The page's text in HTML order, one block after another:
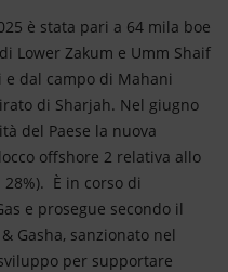
è stata pari a 64 mila boe
Lower Zakum e Umm Shaif
dal campo di Mahani
di Sharjah. Nel giugno
del Paese la nuova
offshore 2 relativa allo
È in corso di
e prosegue secondo il
Gasha, sanzionato nel
per supportare